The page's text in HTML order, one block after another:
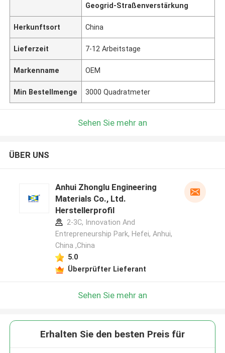
Geogrid-Straßenverstärkung
Herkunftsort China
Lieferzeit 7-12 Arbeitstage
Markenname OEM
Min Bestellmenge 3000 Quadratmeter
Sehen Sie mehr an
ÜBER UNS
Anhui Zhonglu Engineering
Materials Co., Ltd.
Herstellerprofil
2-3C, Innovation And
Entrepreneurship Park, Hefei, Anhui,
China ,China
5.0
Überprüfter Lieferant
Sehen Sie mehr an
Erhalten Sie den besten Preis für